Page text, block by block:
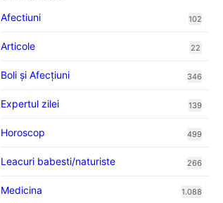
Afectiuni
102
Articole 22
Boli și Afecțiuni 346
Expertul zilei 139
Horoscop 499
Leacuri babesti/naturiste 266
Medicina 1.088